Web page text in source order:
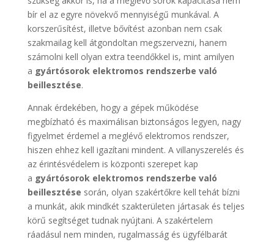
bír el az egyre növekvő mennyiségű munkával. A
korszerűsítést, illetve bővítést azonban nem csak
szakmailag kell átgondoltan megszervezni, hanem
számolni kell olyan extra teendőkkel is, mint amilyen
a gyártósorok elektromos rendszerbe való
beillesztése.
Annak érdekében, hogy a gépek működése
megbízható és maximálisan biztonságos legyen, nagy
figyelmet érdemel a meglévő elektromos rendszer,
hiszen ehhez kell igazítani mindent. A villanyszerelés és
az érintésvédelem is központi szerepet kap
a gyártósorok elektromos rendszerbe való
beillesztése során, olyan szakértőkre kell tehát bízni
a munkát, akik mindkét szakterületen jártasak és teljes
körű segítséget tudnak nyújtani. A szakértelem
ráadásul nem minden, rugalmasság és ügyfélbarát